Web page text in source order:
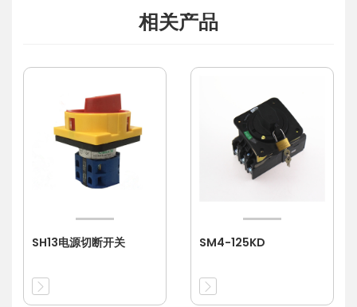
相关产品
SH13电源切断开关 SM4-125KD